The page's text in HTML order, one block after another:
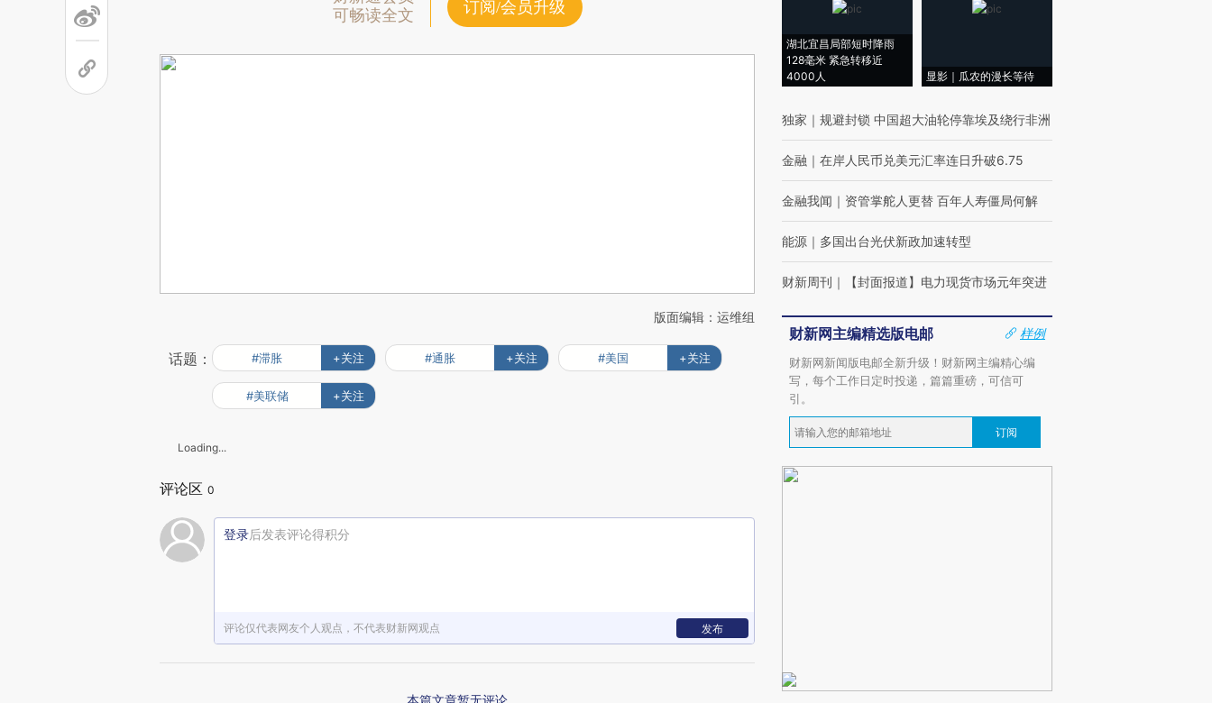
可畅读全文
订阅/会员升级
版面编辑：运维组
话题： #滞胀 +关注 #通胀 +关注 #美国 +关注
#美联储 +关注
Loading...
评论区 0
登录后发表评论得积分
评论仅代表网友个人观点，不代表财新网观点 发布
本篇文章暂无评论
湖北宜昌局部短时降雨
128毫米 紧急转移近
4000人
显影｜瓜农的漫长等待
独家 ｜ 规避封锁 中国超大油轮停靠埃及绕行非洲
金融 ｜ 在岸人民币兑美元汇率连日升破6.75
金融我闻 ｜ 资管掌舵人更替 百年人寿僵局何解
能源 ｜ 多国出台光伏新政加速转型
财新周刊 ｜ 【封面报道】电力现货市场元年突进
财新网主编精选版电邮
样例
财新网新闻版电邮全新升级！财新网主编精心编
写，每个工作日定时投递，篇篇重磅，可信可
引。
订阅